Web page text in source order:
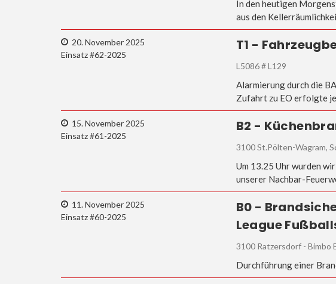
In den heutigen
aus den
20. November 2025
Einsatz #62-2025
T1 -
L5086 # L129
Alarmierung durch die
Zufahrt zu EO erfolgte
15. November 2025
Einsatz #61-2025
B2 -
3100 St.Pölten-Wagram,
Um 13.25 Uhr wurden
unserer Nachbar-
11. November 2025
Einsatz #60-2025
B0 -
League
3100 Ratzersdorf - Bimbo
Durchführung einer